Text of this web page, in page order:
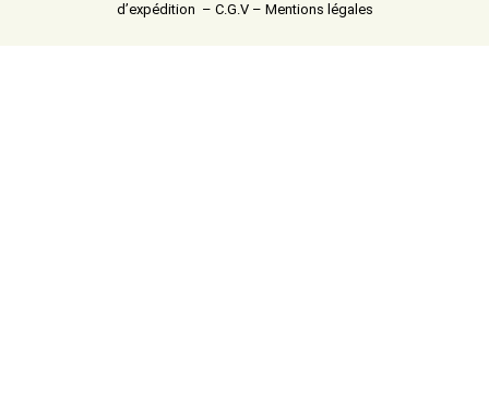
d’expédition – C.G.V– Mentions légales